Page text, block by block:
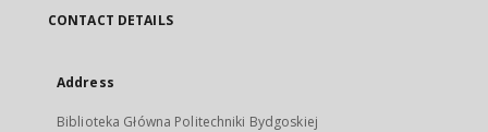
CONTACT DETAILS
Address
Biblioteka Główna Politechniki Bydgoskiej